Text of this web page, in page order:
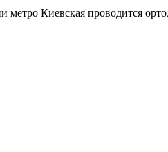
Киевская проводится